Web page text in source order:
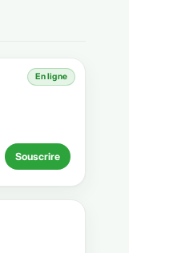
En ligne
Souscrire